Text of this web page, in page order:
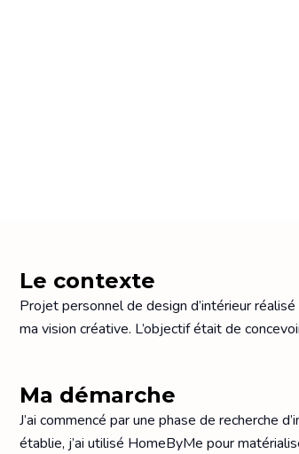
Le contexte
Projet personnel de design d’intérieur
ma vision créative. L’objectif était de
Ma démarche
J’ai commencé par une phase de recherche
établie, j’ai utilisé HomeByMe pour